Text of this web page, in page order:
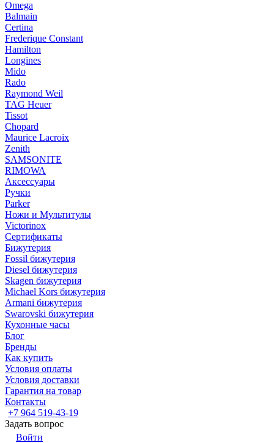
Omega
Balmain
Certina
Frederique Constant
Hamilton
Longines
Mido
Rado
Raymond Weil
TAG Heuer
Tissot
Chopard
Maurice Lacroix
Zenith
SAMSONITE
RIMOWA
Аксессуары
Ручки
Parker
Ножи и Мультитулы
Victorinox
Сертификаты
Бижутерия
Fossil бижутерия
Diesel бижутерия
Skagen бижутерия
Michael Kors бижутерия
Armani бижутерия
Swarovski бижутерия
Кухонные часы
Блог
Бренды
Как купить
Условия оплаты
Условия доставки
Гарантия на товар
Контакты
+7 964 519-43-19
Задать вопрос
Войти